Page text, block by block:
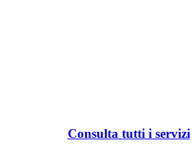
Consulta tutti i servizi